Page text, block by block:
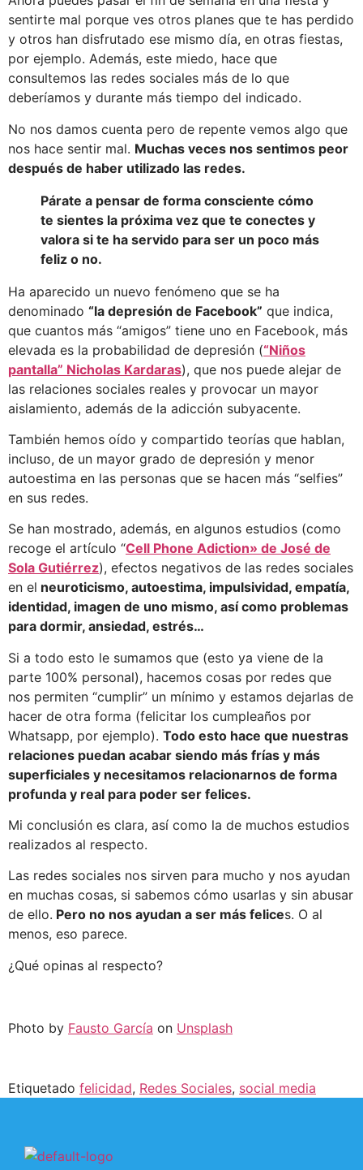
sentirte mal porque ves otros planes que te has perdido
y otros han disfrutado ese mismo día, en otras fiestas,
por ejemplo. Además, este miedo, hace que
consultemos las redes sociales más de lo que
deberíamos y durante más tiempo del indicado.
No nos damos cuenta pero de repente vemos algo que
nos hace sentir mal. Muchas veces nos sentimos peor
después de haber utilizado las redes.
Párate a pensar de forma consciente cómo
te sientes la próxima vez que te conectes y
valora si te ha servido para ser un poco más
feliz o no.
Ha aparecido un nuevo fenómeno que se ha
denominado “la depresión de Facebook” que indica,
que cuantos más “amigos” tiene uno en Facebook, más
elevada es la probabilidad de depresión (“Niños
pantalla” Nicholas Kardaras), que nos puede alejar de
las relaciones sociales reales y provocar un mayor
aislamiento, además de la adicción subyacente.
También hemos oído y compartido teorías que hablan,
incluso, de un mayor grado de depresión y menor
autoestima en las personas que se hacen más “selfies”
en sus redes.
Se han mostrado, además, en algunos estudios (como
recoge el artículo “Cell Phone Adiction» de José de
Sola Gutiérrez), efectos negativos de las redes sociales
en el neuroticismo, autoestima, impulsividad, empatía,
identidad, imagen de uno mismo, así como problemas
para dormir, ansiedad, estrés…
Si a todo esto le sumamos que (esto ya viene de la
parte 100% personal), hacemos cosas por redes que
nos permiten “cumplir” un mínimo y estamos dejarlas de
hacer de otra forma (felicitar los cumpleaños por
Whatsapp, por ejemplo). Todo esto hace que nuestras
relaciones puedan acabar siendo más frías y más
superficiales y necesitamos relacionarnos de forma
profunda y real para poder ser felices.
Mi conclusión es clara, así como la de muchos estudios
realizados al respecto.
Las redes sociales nos sirven para mucho y nos ayudan
en muchas cosas, si sabemos cómo usarlas y sin abusar
de ello. Pero no nos ayudan a ser más felices. O al
menos, eso parece.
¿Qué opinas al respecto?
Photo by Fausto García on Unsplash
Etiquetado felicidad, Redes Sociales, social media